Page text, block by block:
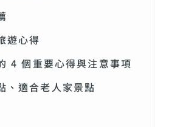
遊心得
4 個重要心得與注意事項
、適合老人家景點